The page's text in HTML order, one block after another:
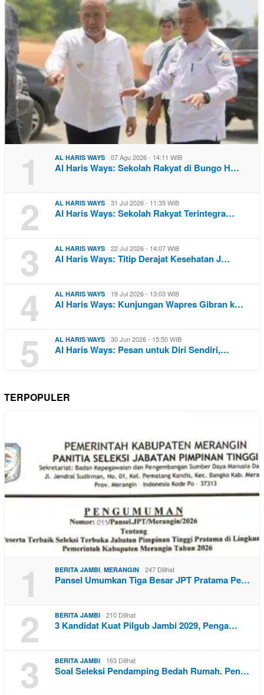
1 AL HARIS WAYS 07 Agu 2026 - 14:11 WIB
Al Haris Ways: Sekolah Rakyat di Bungo H…
2 AL HARIS WAYS 31 Jul 2026 - 11:35 WIB
Al Haris Ways: Sekolah Rakyat Terintegra…
3 AL HARIS WAYS 22 Jul 2026 - 14:07 WIB
Al Haris Ways: Titip Derajat Kesehatan J…
4 AL HARIS WAYS 19 Jul 2026 - 13:03 WIB
Al Haris Ways: Kunjungan Wapres Gibran k…
5 AL HARIS WAYS 30 Jun 2026 - 15:50 WIB
Al Haris Ways: Pesan untuk Diri Sendiri,…
TERPOPULER
1 BERITA JAMBI MERANGIN 247 Dilihat
Pansel Umumkan Tiga Besar JPT Pratama Pe…
2 BERITA JAMBI 210 Dilihat
3 Kandidat Kuat Pilgub Jambi 2029, Penga…
3 BERITA JAMBI 163 Dilihat
Soal Seleksi Pendamping Bedah Rumah. Pen…